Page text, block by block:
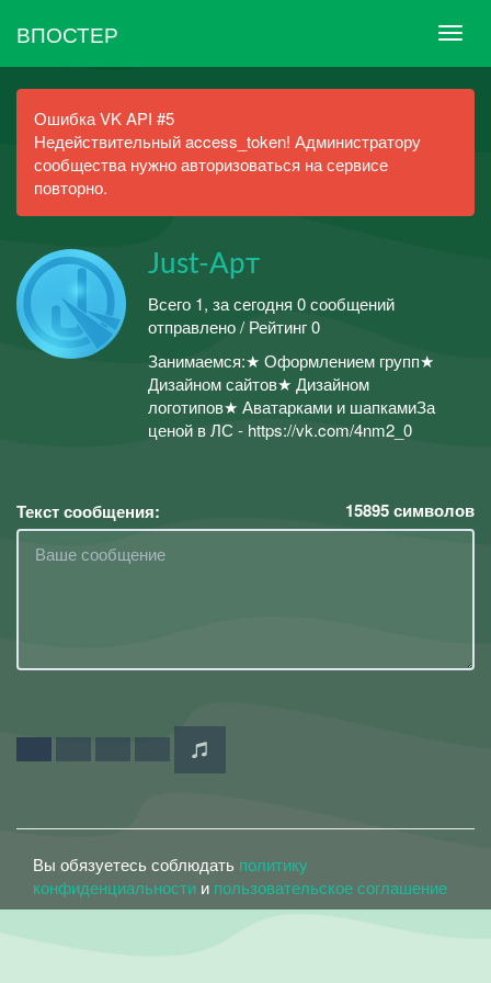
ВПОСТЕР
Ошибка VK API #5
Недействительный access_token! Администратору
сообщества нужно авторизоваться на сервисе
повторно.
Just-Арт
Всего 1, за сегодня 0 сообщений
отправлено / Рейтинг 0
Занимаемся:★ Оформлением групп★
Дизайном сайтов★ Дизайном
логотипов★ Аватарками и шапкамиЗа
ценой в ЛС - https://vk.com/4nm2_0
Текст сообщения: 15895символов
Вы обязуетесь соблюдать политику
конфиденциальности и пользовательское соглашение